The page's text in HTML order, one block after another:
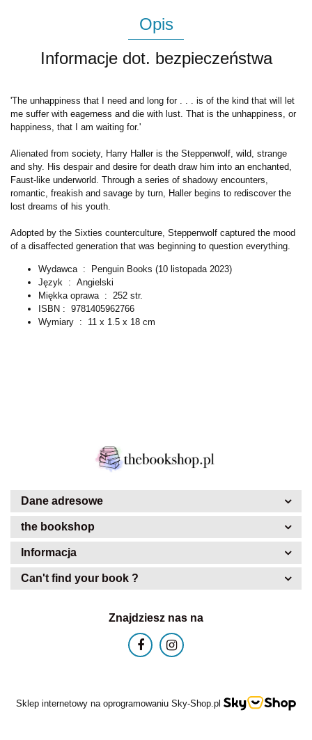
Opis
Informacje dot. bezpieczeństwa
'The unhappiness that I need and long for . . . is of the kind that will let
me suffer with eagerness and die with lust. That is the unhappiness, or
happiness, that I am waiting for.'
Alienated from society, Harry Haller is the Steppenwolf, wild, strange
and shy. His despair and desire for death draw him into an enchanted,
Faust-like underworld. Through a series of shadowy encounters,
romantic, freakish and savage by turn, Haller begins to rediscover the
lost dreams of his youth.
Adopted by the Sixties counterculture, Steppenwolf captured the mood
of a disaffected generation that was beginning to question everything.
Wydawca ‏ : ‎
Penguin Books (10 listopada 2023)
Język ‏ : ‎ Angielski
Miękka oprawa ‏ : ‎ 252 str.
ISBN‏ : ‎ 9781405962766
Wymiary ‏ : ‎ 11 x 1.5 x 18 cm
Dane adresowe
the bookshop
Informacja
Can't find your book ?
Znajdziesz nas na
Sklep internetowy na oprogramowaniu Sky-Shop.pl